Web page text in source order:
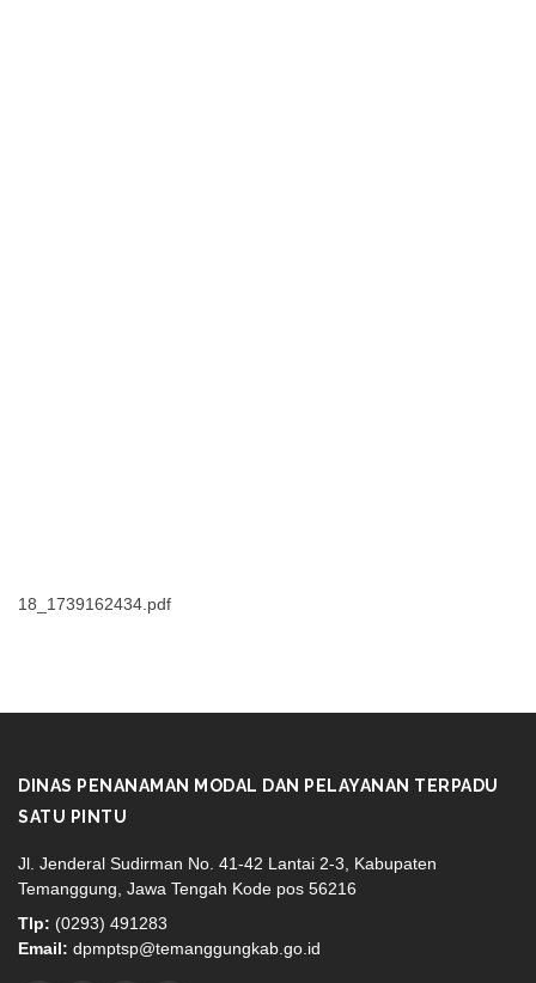
18_1739162434.pdf
DINAS PENANAMAN MODAL DAN PELAYANAN TERPADU
SATU PINTU
Jl. Jenderal Sudirman No. 41-42 Lantai 2-3, Kabupaten
Temanggung, Jawa Tengah Kode pos 56216
Tlp: (0293) 491283
Email: dpmptsp@temanggungkab.go.id